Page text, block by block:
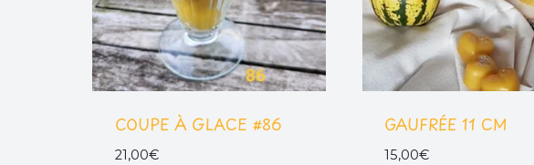
COUPE À GLACE #86
21,00€
GAUFRÉE 11 CM
15,00€